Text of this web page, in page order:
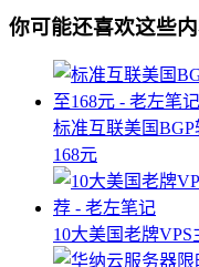
你可能还喜欢这些内
标准互联美国
168元
10大美国老牌